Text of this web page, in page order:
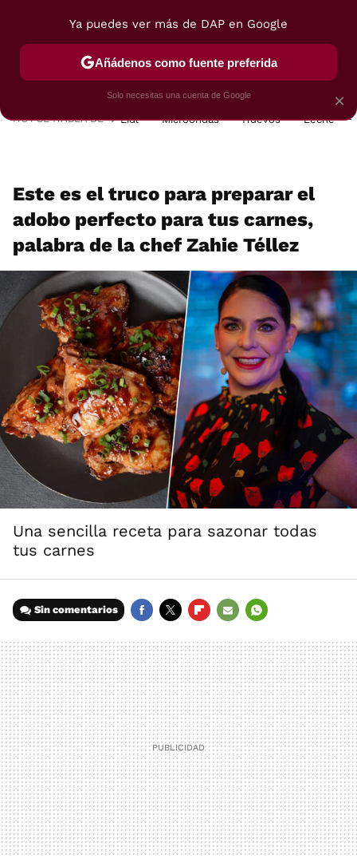
POSTRES VIAJES SELECCIÓN VEGUI
HOY SE HABLA DE Lidl Microondas Huevos Leche
Este es el truco para preparar el
adobo perfecto para tus carnes,
palabra de la chef Zahie Téllez
Una sencilla receta para sazonar todas
tus carnes
Sin comentarios
MAIL
×
Ya puedes ver más de DAP en Google
Añádenos como fuente preferida
Solo necesitas una cuenta de Google